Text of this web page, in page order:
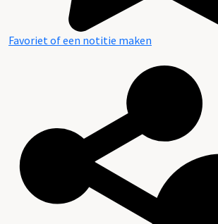
Favoriet of een notitie maken